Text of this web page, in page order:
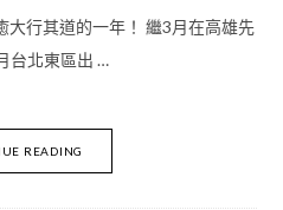
大行其道的一年！ 繼3月在高雄先
台北東區出 …
READING